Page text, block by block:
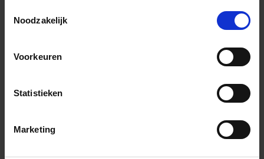
Noodzakelijk
Voorkeuren
Statistieken
Marketing